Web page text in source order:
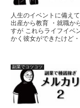
人生のイベントに備え
出産から教育 ・就職か
すが これらライフイベ
かく彼女ができたけど・
副業でコツコツ